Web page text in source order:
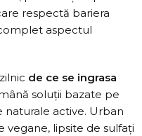
respectă bariera
aspectul
de ce se ingrasa
soluții bazate pe
naturale active. Urban
vegane, lipsite de sulfați